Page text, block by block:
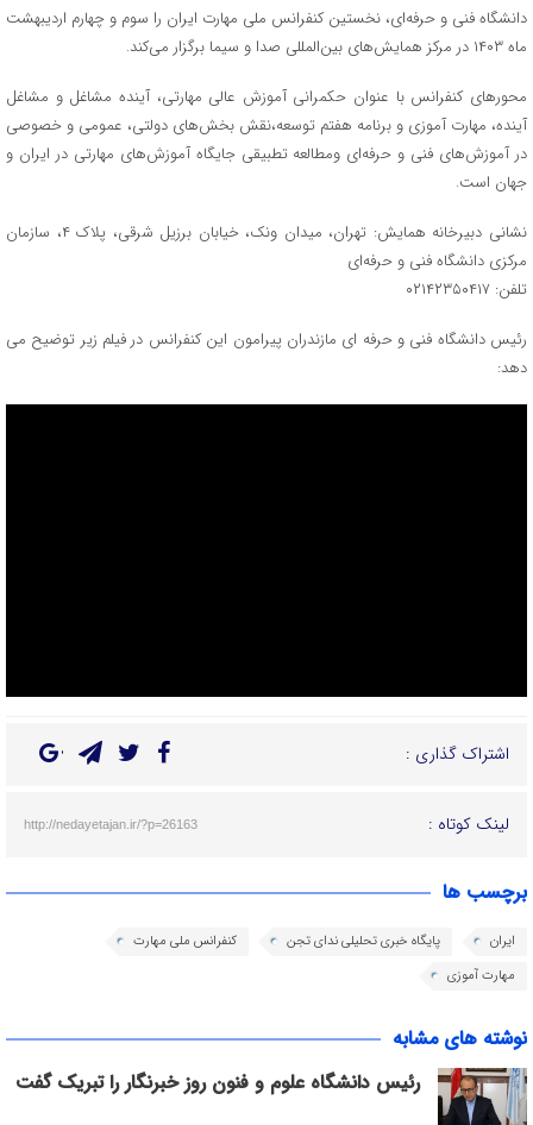
دانشگاه فنی و حرفه‌ای، نخستین کنفرانس ملی مهارت ایران را سوم و چهارم اردیبهشت
ماه ۱۴۰۳ در مرکز همایش‌های بین‌المللی صدا و سیما برگزار می‌کند.
محورهای کنفرانس با عنوان حکمرانی آموزش عالی مهارتی، آینده مشاغل و مشاغل
آینده، مهارت آموزی و برنامه هفتم توسعه،نقش بخش‌های دولتی، عمومی و خصوصی
در آموزش‌های فنی و حرفه‌ای ومطالعه تطبیقی جایگاه آموزش‌های مهارتی در ایران و
جهان است.
نشانی دبیرخانه همایش: تهران، میدان ونک، خیابان برزیل شرقی، پلاک ۴، سازمان
مرکزی دانشگاه فنی و حرفه‌ای
تلفن: ۰۲۱۴۲۳۵۰۴۱۷
رئیس دانشگاه فنی و حرفه ای مازندران پیرامون این کنفرانس در فیلم زیر توضیح می
دهد:
اشتراک گذاری :
لینک کوتاه : http://nedayetajan.ir/?p=26163
برچسب ها
ایران پایگاه خبری تحلیلی ندای تجن
کنفرانس ملی مهارت
مهارت آموزی
نوشته های مشابه
رئیس دانشگاه علوم و فنون روز خبرنگار را تبریک گفت